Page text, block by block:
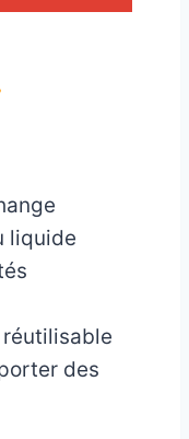
liquide
réutilisable
des